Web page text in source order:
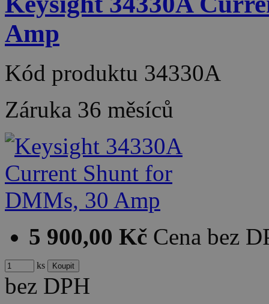
Amp
Kód produktu 34330A
Záruka 36 měsíců
5 900,00 Kč Cena bez
ks
bez DPH